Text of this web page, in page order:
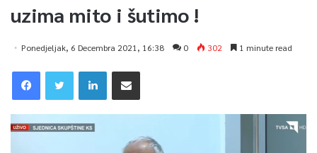
uzima mito i šutimo !
Ponedjeljak, 6 Decembra 2021, 16:38 0 302 1 minute read